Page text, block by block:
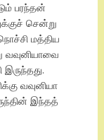
பரந்தன்
சென்று
மத்திய
வவுனியாவை
வவுனியா
இந்தத்